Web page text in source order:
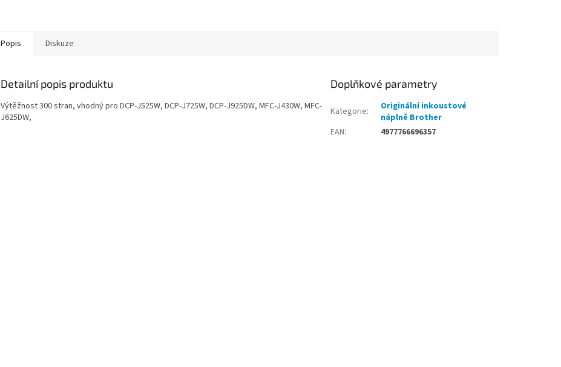
Popis Diskuze
Detailní popis produktu
Výtěžnost 300 stran, vhodný pro DCP-J525W, DCP-J725W, DCP-J925DW, MFC-J430W, MFC-
J625DW,
Doplňkové parametry
Kategorie:
Originální inkoustové
náplně Brother
EAN: 4977766696357